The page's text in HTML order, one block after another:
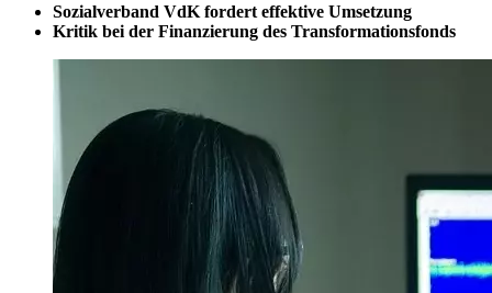
Sozialverband VdK fordert effektive Umsetzung
Kritik bei der Finanzierung des Transformationsfonds